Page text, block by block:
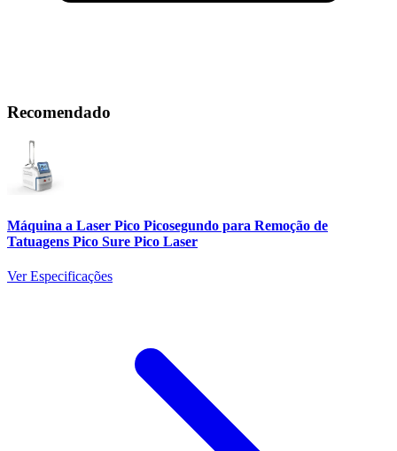
Recomendado
Máquina a Laser Pico Picosegundo para Remoção de
Tatuagens Pico Sure Pico Laser
Ver Especificações